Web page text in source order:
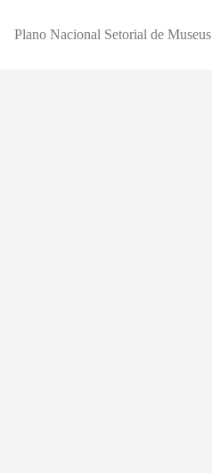
Plano Nacional Setorial de Museus